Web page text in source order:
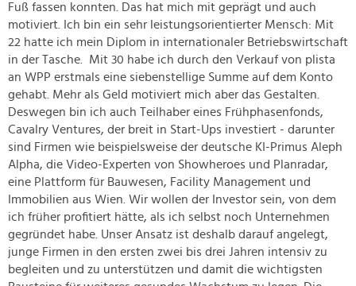
Fuß fassen konnten. Das hat mich mit geprägt und auch
motiviert. Ich bin ein sehr leistungsorientierter Mensch: Mit
22 hatte ich mein Diplom in internationaler Betriebswirtschaft
in der Tasche. Mit 30 habe ich durch den Verkauf von plista
an WPP erstmals eine siebenstellige Summe auf dem Konto
gehabt. Mehr als Geld motiviert mich aber das Gestalten.
Deswegen bin ich auch Teilhaber eines Frühphasenfonds,
Cavalry Ventures, der breit in Start-Ups investiert - darunter
sind Firmen wie beispielsweise der deutsche KI-Primus Aleph
Alpha, die Video-Experten von Showheroes und Planradar,
eine Plattform für Bauwesen, Facility Management und
Immobilien aus Wien. Wir wollen der Investor sein, von dem
ich früher profitiert hätte, als ich selbst noch Unternehmen
gegründet habe. Unser Ansatz ist deshalb darauf angelegt,
junge Firmen in den ersten zwei bis drei Jahren intensiv zu
begleiten und zu unterstützen und damit die wichtigsten